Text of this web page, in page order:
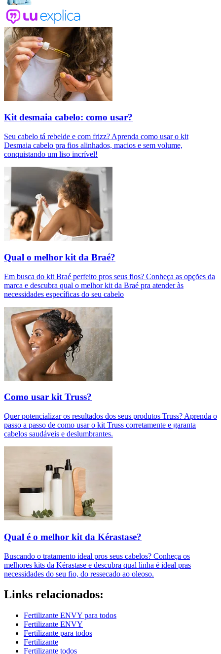
Kit desmaia cabelo: como usar?
Seu cabelo tá rebelde e com frizz? Aprenda como usar o kit
Desmaia cabelo pra fios alinhados, macios e sem volume,
conquistando um liso incrível!
Qual o melhor kit da Braé?
Em busca do kit Braé perfeito pros seus fios? Conheça as opções da
marca e descubra qual o melhor kit da Braé pra atender às
necessidades específicas do seu cabelo
Como usar kit Truss?
Quer potencializar os resultados dos seus produtos Truss? Aprenda o
passo a passo de como usar o kit Truss corretamente e garanta
cabelos saudáveis e deslumbrantes.
Qual é o melhor kit da Kérastase?
Buscando o tratamento ideal pros seus cabelos? Conheça os
melhores kits da Kérastase e descubra qual linha é ideal pras
necessidades do seu fio, do ressecado ao oleoso.
Links relacionados:
Fertilizante ENVY para todos
Fertilizante ENVY
Fertilizante para todos
Fertilizante
Fertilizante todos